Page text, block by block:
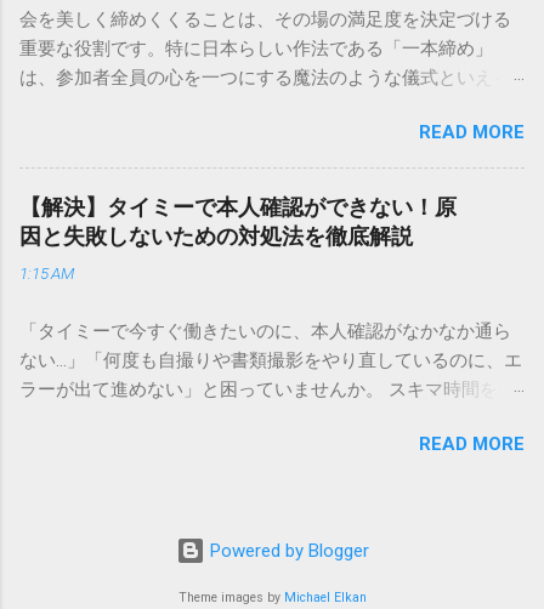
本全国に広範なネットワークを持つ大手運送会社です。特に
重量物や大型の荷物、そして企業間の輸送において圧倒的な
実績を誇ります。 個人で利用する場合、他の宅配業者と少し
いう特徴があります。地域に密着した各拠点が配送をコント
ロールしているため、現場の状況に合わせた柔軟な相談がし
やすいのがメリットです。まずは、今抱えている悩みがどの
サービスで解決できるかを確認していきましょう。 1. 荷物の
るのが最も効率的です。現在の荷物がいったいどこにあるの
か、いつ届く予定なのかは、お手元の番号一つで判明しま
す。 伝票番号（お問い合わせ番号）を準備する : 送り状（伝
票）の控えに記載されている、数字の並びを確認してくださ
い。これが荷物の識別番号になります。 確認できる内容 : 集
め、電話がつながるのを待つ必要がありません。 スマートフ
会を美しく締めくくることは、その場の満足度を決定づける
重要な役割です。特に日本らしい作法である「一本締め」
は、参加者全員の心を一つにする魔法のような儀式といえる
「手拍子のリズムに自信がない」と不安を感じる方も多いは
ずです。この記事では、ビジネスからカジュアルな集まりま
で、どのような場面でも堂々と立ち振る舞えるための「一本
締め」の作法を、基礎知識から具体的なセリフ例まで丁寧に
解説します。 一本締めとは？その本質と効果 一本締めは、単
に手を叩いて終わらせる作業ではありません。その時間、そ
て刻み込む伝統的な儀礼です。 一本締めがもたらすポジティ
ブな効果 一体感の創出 参加者全員が一斉に同じリズムを刻む
ことで、集団としての連帯感が生まれます。 心地よい終幕
韻を大切にしながら、すっきりと解散することができます。
「一本締め」と「一丁締め」の違い 一般的に「パン！パン！
るものを一本締めと呼びますが、一部の地域や習慣ではこれ
READ MORE
【解決】タイミーで本人確認ができない！原
因と失敗しないための対処法を徹底解説
1:15 AM
「タイミーで今すぐ働きたいのに、本人確認がなかなか通ら
ない…」「何度も自撮りや書類撮影をやり直しているのに、エ
ラーが出て進めない」と困っていませんか。 スキマ時間を有
賢い働き方に欠かせないツールです。しかし、その最初の壁
という、もったいない状況になってしまいます。 実は、タイ
ミーの本人確認で失敗する原因の多くは、非常にシンプル
で、ちょっとしたコツを知るだけで解決できるものばかりで
READ MORE
Powered by Blogger
Theme images by Michael Elkan